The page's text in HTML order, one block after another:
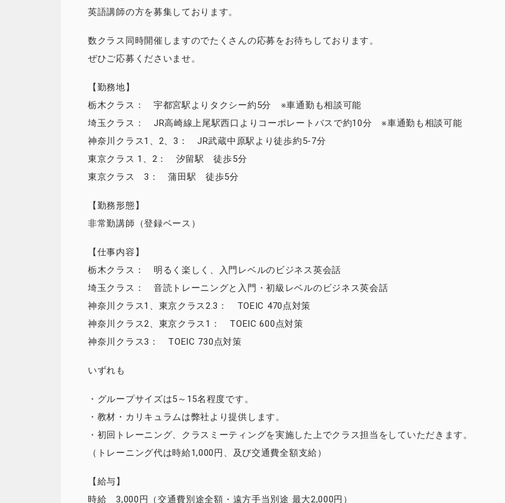
英語講師の方を募集しております。
数クラス同時開催しますのでたくさんの応募をお待ちしております。
ぜひご応募くださいませ。
【勤務地】
栃木クラス： 宇都宮駅よりタクシー約5分 ※車通勤も相談可能
埼玉クラス： JR高崎線上尾駅西口よりコーポレートバスで約10分 ※車通勤も相談可能
神奈川クラス1、2、3： JR武蔵中原駅より徒歩約5-7分
東京クラス 1、2： 汐留駅 徒歩5分
東京クラス 3： 蒲田駅 徒歩5分
【勤務形態】
非常勤講師（登録ベース）
【仕事内容】
栃木クラス： 明るく楽しく、入門レベルのビジネス英会話
埼玉クラス： 音読トレーニングと入門・初級レベルのビジネス英会話
神奈川クラス1、東京クラス2.3： TOEIC 470点対策
神奈川クラス2、東京クラス1： TOEIC 600点対策
神奈川クラス3： TOEIC 730点対策
いずれも
・グループサイズは5～15名程度です。
・教材・カリキュラムは弊社より提供します。
・初回トレーニング、クラスミーティングを実施した上でクラス担当をしていただきます。
（トレーニング代は時給1,000円、及び交通費全額支給）
【給与】
時給 3,000円（交通費別途全額・遠方手当別途 最大2,000円）